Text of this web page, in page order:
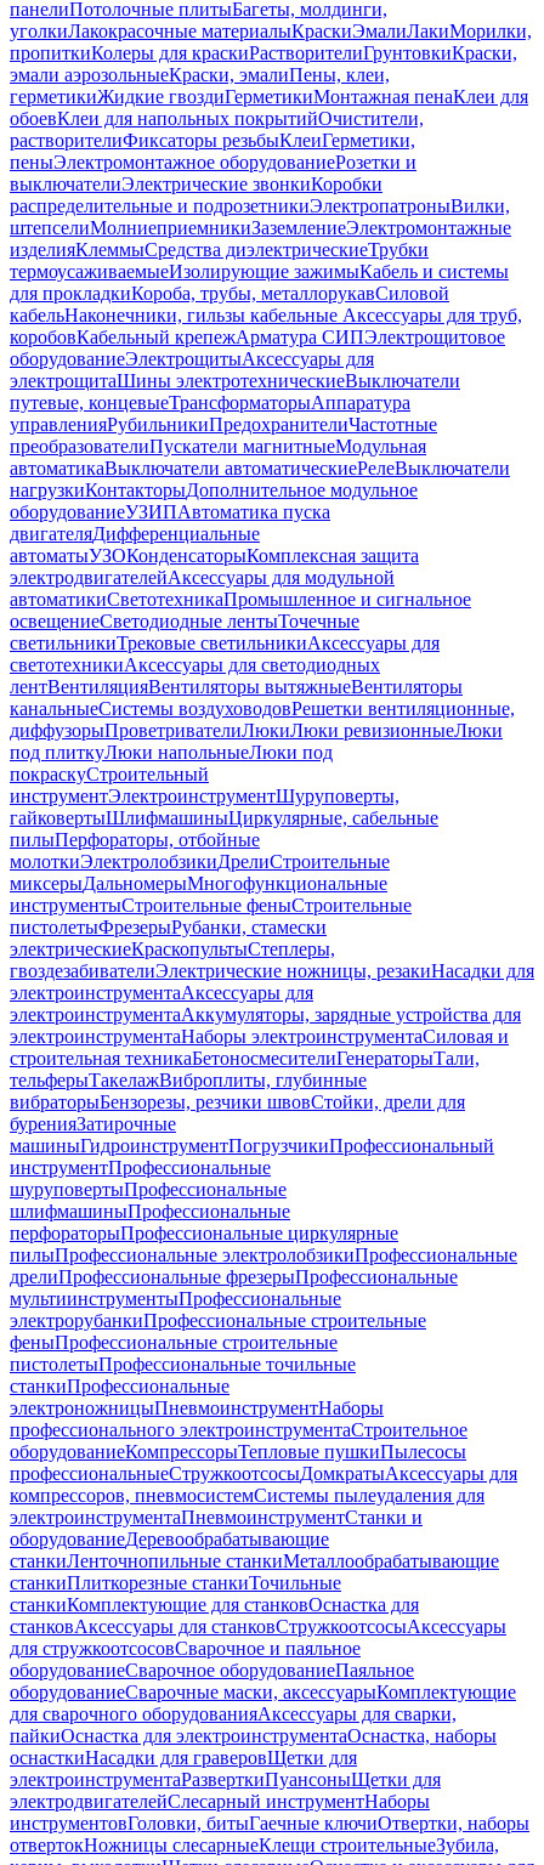
панелиПотолочные плитыБагеты, молдинги,
уголкиЛакокрасочные материалыКраскиЭмалиЛакиМорилки,
пропиткиКолеры для краскиРастворителиГрунтовкиКраски,
эмали аэрозольныеКраски, эмалиПены, клеи,
герметикиЖидкие гвоздиГерметикиМонтажная пенаКлеи для
обоевКлеи для напольных покрытийОчистители,
растворителиФиксаторы резьбыКлеиГерметики,
пеныЭлектромонтажное оборудованиеРозетки и
выключателиЭлектрические звонкиКоробки
распределительные и подрозетникиЭлектропатроныВилки,
штепселиМолниеприемникиЗаземлениеЭлектромонтажные
изделияКлеммыСредства диэлектрическиеТрубки
термоусаживаемыеИзолирующие зажимыКабель и системы
для прокладкиКороба, трубы, металлорукавСиловой
кабельНаконечники, гильзы кабельные Аксессуары для труб,
коробовКабельный крепежАрматура СИПЭлектрощитовое
оборудованиеЭлектрощитыАксессуары для
электрощитаШины электротехническиеВыключатели
путевые, концевыеТрансформаторыАппаратура
управленияРубильникиПредохранителиЧастотные
преобразователиПускатели магнитныеМодульная
автоматикаВыключатели автоматическиеРелеВыключатели
нагрузкиКонтакторыДополнительное модульное
оборудованиеУЗИПАвтоматика пуска
двигателяДифференциальные
автоматыУЗОКонденсаторыКомплексная защита
электродвигателейАксессуары для модульной
автоматикиСветотехникаПромышленное и сигнальное
освещениеСветодиодные лентыТочечные
светильникиТрековые светильникиАксессуары для
светотехникиАксессуары для светодиодных
лентВентиляцияВентиляторы вытяжныеВентиляторы
канальныеСистемы воздуховодовРешетки вентиляционные,
диффузорыПроветривателиЛюкиЛюки ревизионныеЛюки
под плиткуЛюки напольныеЛюки под
покраскуСтроительный
инструментЭлектроинструментШуруповерты,
гайковертыШлифмашиныЦиркулярные, сабельные
пилыПерфораторы, отбойные
молоткиЭлектролобзикиДрелиСтроительные
миксерыДальномерыМногофункциональные
инструментыСтроительные феныСтроительные
пистолетыФрезерыРубанки, стамески
электрическиеКраскопультыСтеплеры,
гвоздезабивателиЭлектрические ножницы, резакиНасадки для
электроинструментаАксессуары для
электроинструментаАккумуляторы, зарядные устройства для
электроинструментаНаборы электроинструментаСиловая и
строительная техникаБетоносмесителиГенераторыТали,
тельферыТакелажВиброплиты, глубинные
вибраторыБензорезы, резчики швовСтойки, дрели для
буренияЗатирочные
машиныГидроинструментПогрузчикиПрофессиональный
инструментПрофессиональные
шуруповертыПрофессиональные
шлифмашиныПрофессиональные
перфораторыПрофессиональные циркулярные
пилыПрофессиональные электролобзикиПрофессиональные
дрелиПрофессиональные фрезерыПрофессиональные
мультиинструментыПрофессиональные
электрорубанкиПрофессиональные строительные
феныПрофессиональные строительные
пистолетыПрофессиональные точильные
станкиПрофессиональные
электроножницыПневмоинструментНаборы
профессионального электроинструментаСтроительное
оборудованиеКомпрессорыТепловые пушкиПылесосы
профессиональныеСтружкоотсосыДомкратыАксессуары для
компрессоров, пневмосистемСистемы пылеудаления для
электроинструментаПневмоинструментСтанки и
оборудованиеДеревообрабатывающие
станкиЛенточнопильные станкиМеталлообрабатывающие
станкиПлиткорезные станкиТочильные
станкиКомплектующие для станковОснастка для
станковАксессуары для станковСтружкоотсосыАксессуары
для стружкоотсосовСварочное и паяльное
оборудованиеСварочное оборудованиеПаяльное
оборудованиеСварочные маски, аксессуарыКомплектующие
для сварочного оборудованияАксессуары для сварки,
пайкиОснастка для электроинструментаОснастка, наборы
оснасткиНасадки для граверовЩетки для
электроинструментаРазверткиПуансоныЩетки для
электродвигателейСлесарный инструментНаборы
инструментовГоловки, битыГаечные ключиОтвертки, наборы
отвертокНожницы слесарныеКлещи строительныеЗубила,